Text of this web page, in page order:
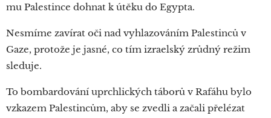
mu Palestince dohnat k útěku do Egypta.
Nesmíme zavírat oči nad vyhlazováním Palestinců v
Gaze, protože je jasné, co tím izraelský zrůdný režim
sleduje.
To bombardování uprchlických táborů v Rafáhu bylo
vzkazem Palestincům, aby se zvedli a začali přelézat